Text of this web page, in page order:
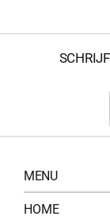
MENU
HOME